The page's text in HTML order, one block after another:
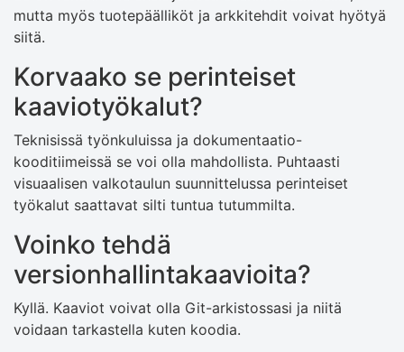
mutta myös tuotepäälliköt ja arkkitehdit voivat hyötyä
siitä.
Korvaako se perinteiset
kaaviotyökalut?
Teknisissä työnkuluissa ja dokumentaatio-
kooditiimeissä se voi olla mahdollista. Puhtaasti
visuaalisen valkotaulun suunnittelussa perinteiset
työkalut saattavat silti tuntua tutummilta.
Voinko tehdä
versionhallintakaavioita?
Kyllä. Kaaviot voivat olla Git-arkistossasi ja niitä
voidaan tarkastella kuten koodia.